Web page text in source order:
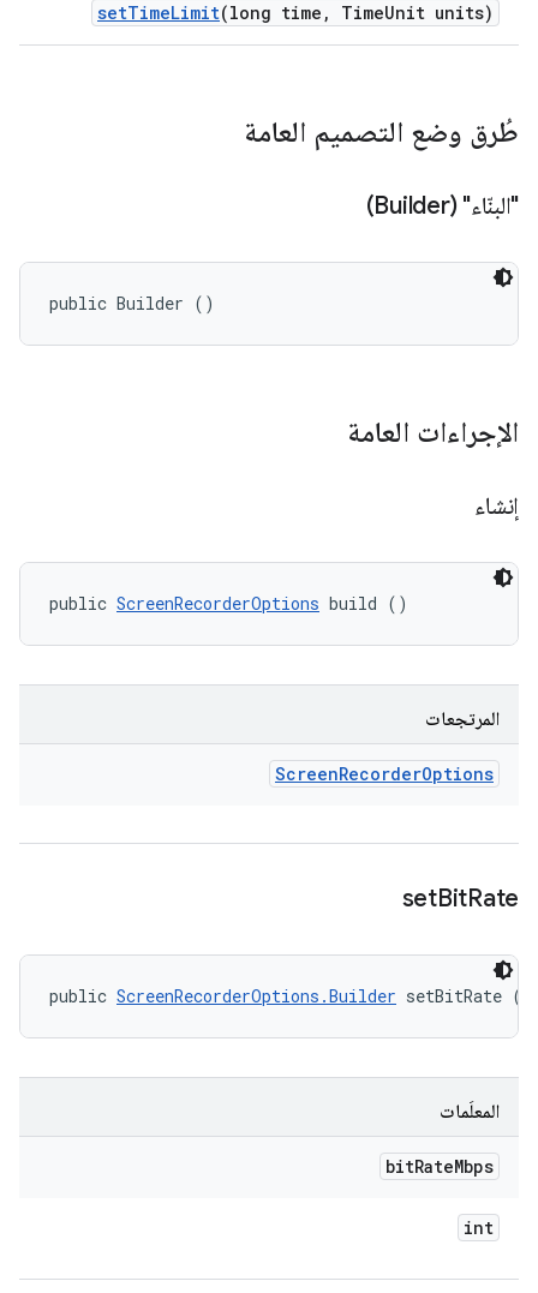
setTimeLimit(long time , TimeUnit units)
طُرق وضع التصميم العامة
"البنّاء" (Builder)
public Builder ()
الإجراءات العامة
إنشاء
public ScreenRecorderOptions build ()
المرتجعات
ScreenRecorderOptions
setBitRate
public ScreenRecorderOptions.Builder setBitRate
المعلَمات
bitRateMbps
int